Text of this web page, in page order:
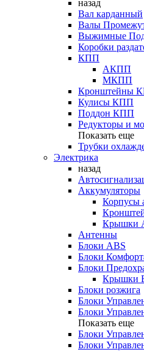
назад
Вал карданный
Валы
Выжимные
Коробки
КПП
АКПП
МКПП
Кронштейны
Кулисы КПП
Поддон КПП
Редукторы и
Показать еще
Трубки
Электрика
назад
Аккумуляторы
Корпусы
Крышки
Антенны
Блоки ABS
Блоки
Блоки
Крышки
Блоки розжига
Блоки
Блоки
Показать еще
Блоки
Блоки